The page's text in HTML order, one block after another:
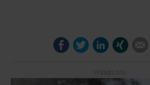
FacebookTwitterLinkedIn